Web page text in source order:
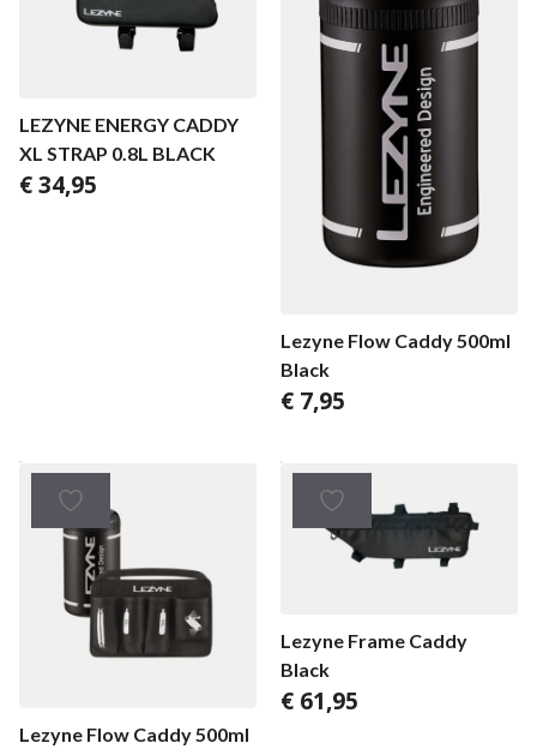
LEZYNE ENERGY CADDY
XL STRAP 0.8L BLACK
€34,95
Lezyne Flow Caddy 500ml
Black
€ 7,95
Lezyne Flow Caddy 500ml
Lezyne Frame Caddy
Black
€ 61,95